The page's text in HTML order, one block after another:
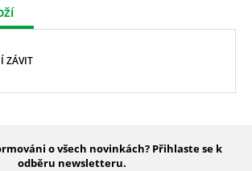
ZÁVIT
o všech novinkách? Přihlaste se k
odběru newsletteru.